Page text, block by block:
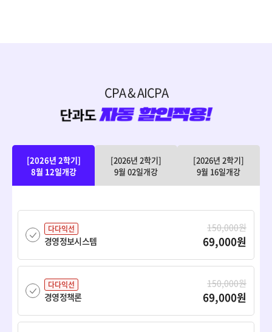
CPA & AICPA
[2026년 2학기]
8월 12일개강
[2026년 2학기]
9월 02일개강
[2026년 2학기]
9월 16일개강
다다익선
경영정보시스템
150,000원
69,000원
다다익선
경영정책론
150,000원
69,000원